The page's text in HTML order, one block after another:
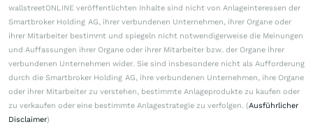
wallstreetONLINE veröffentlichten Inhalte sind nicht von Anlageinteressen der
Smartbroker Holding AG, ihrer verbundenen Unternehmen, ihrer Organe oder
ihrer Mitarbeiter bestimmt und spiegeln nicht notwendigerweise die Meinungen
und Auffassungen ihrer Organe oder ihrer Mitarbeiter bzw. der Organe ihrer
verbundenen Unternehmen wider. Sie sind insbesondere nicht als Aufforderung
durch die Smartbroker Holding AG, ihre verbundenen Unternehmen, ihre Organe
oder ihrer Mitarbeiter zu verstehen, bestimmte Anlageprodukte zu kaufen oder
zu verkaufen oder eine bestimmte Anlagestrategie zu verfolgen. (Ausführlicher
Disclaimer)